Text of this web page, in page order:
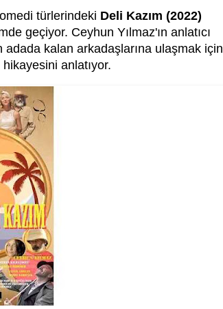
türlerindeki Deli Kazım (2022)
geçiyor. Ceyhun Yılmaz'ın anlatıcı
kalan arkadaşlarına ulaşmak için
anlatıyor.